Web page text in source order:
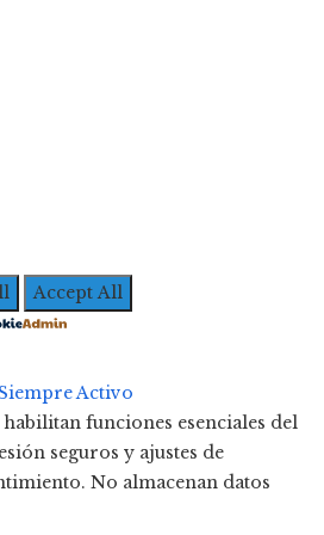
Accept All
Activo
funciones esenciales del
seguros y ajustes de
No almacenan datos